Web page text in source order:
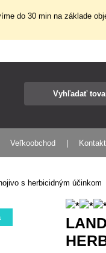
do 30 min na základe
Veľkoobchod Kontakt
s herbicidným účinkom